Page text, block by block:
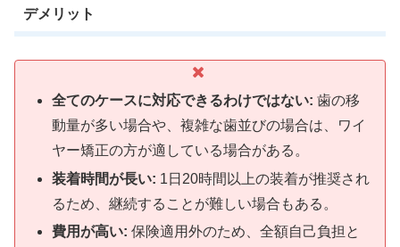
デメリット
全てのケースに対応できるわけではない: 歯の移
動量が多い場合や、複雑な歯並びの場合は、ワイ
ヤー矯正の方が適している場合がある。
装着時間が長い: 1日20時間以上の装着が推奨され
るため、継続することが難しい場合もある。
費用が高い: 保険適用外のため、全額自己負担と